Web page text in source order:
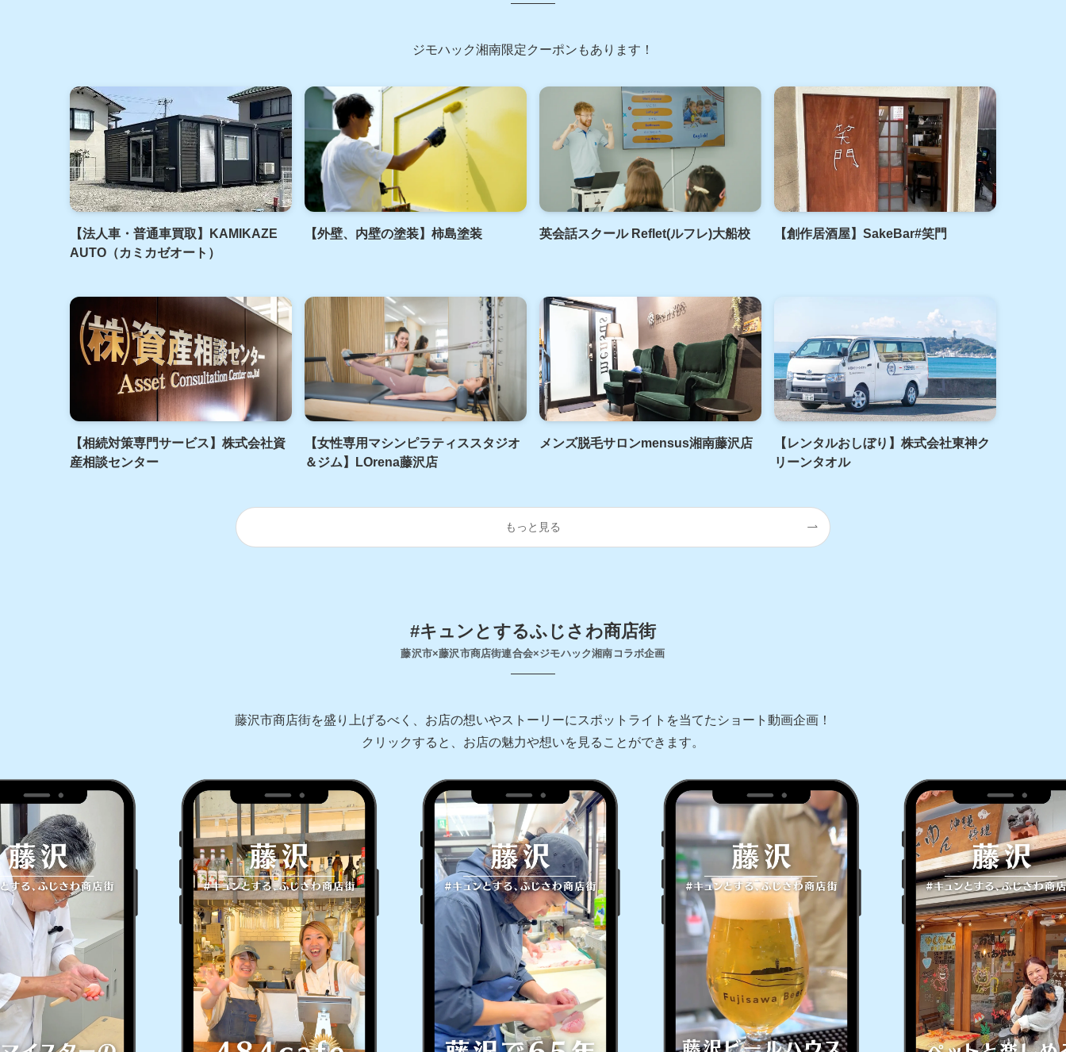
ジモハック湘南限定クーポンもあります！
【法人車・普通車買取】KAMIKAZE
AUTO（カミカゼオート）
【外壁、内壁の塗装】柿島塗装 英会話スクール Reflet(ルフレ)大船校 【創作居酒屋】SakeBar#笑門
【相続対策専門サービス】株式会社資
産相談センター
【女性専用マシンピラティススタジオ
＆ジム】LOrena藤沢店
メンズ脱毛サロンmensus湘南藤沢店
【レンタルおしぼり】株式会社東神ク
リーンタオル
もっと見る
#キュンとするふじさわ商店街
藤沢市×藤沢市商店街連合会×ジモハック湘南コラボ企画
藤沢市商店街を盛り上げるべく、お店の想いやストーリーにスポットライトを当てたショート動画企画！
クリックすると、お店の魅力や想いを見ることができます。